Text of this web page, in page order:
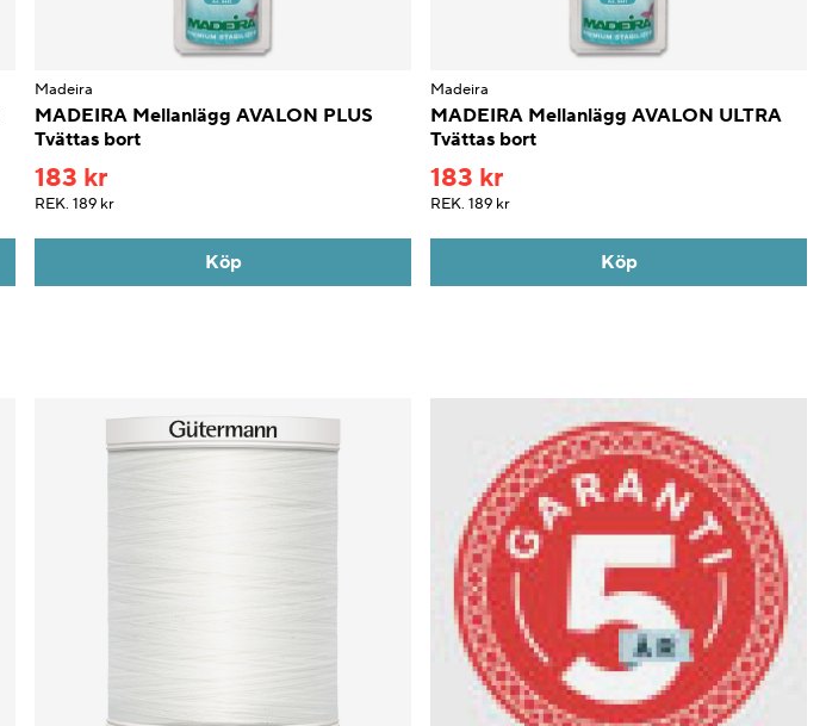
Madeira
MADEIRA Mellanlägg AVALON PLUS
Tvättas bort
183 kr
REK. 189 kr
Köp
Madeira
MADEIRA Mellanlägg AVALON ULTRA
Tvättas bort
183 kr
REK. 189 kr
Köp